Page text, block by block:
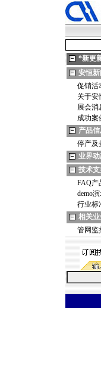
*新更
安恒新
促销活
关于安
展会消
成功案
产品信
停产及
业界
技术
FAQ产
demo
行业标
相关
管网监